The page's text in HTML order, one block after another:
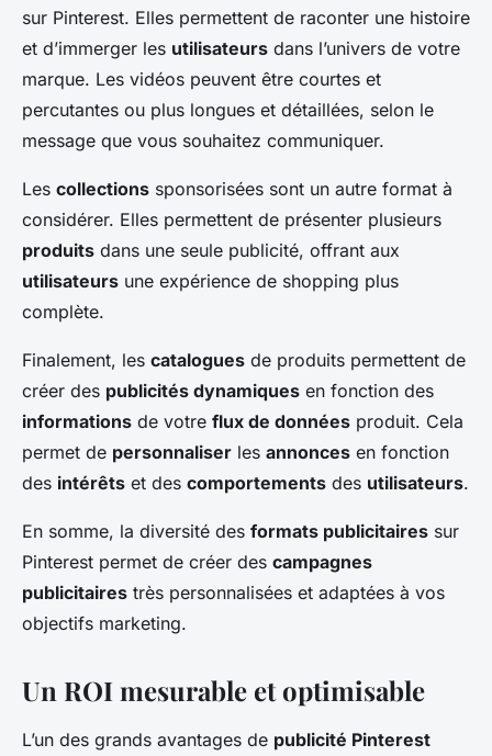
sur Pinterest. Elles permettent de raconter une histoire
et d’immerger les utilisateurs dans l’univers de votre
marque. Les vidéos peuvent être courtes et
percutantes ou plus longues et détaillées, selon le
message que vous souhaitez communiquer.
Les collections sponsorisées sont un autre format à
considérer. Elles permettent de présenter plusieurs
produits dans une seule publicité, offrant aux
utilisateurs une expérience de shopping plus
complète.
Finalement, les catalogues de produits permettent de
créer des publicités dynamiques en fonction des
informations de votre flux de données produit. Cela
permet de personnaliser les annonces en fonction
des intérêts et des comportements des utilisateurs.
En somme, la diversité des formats publicitaires sur
Pinterest permet de créer des campagnes
publicitaires très personnalisées et adaptées à vos
objectifs marketing.
Un ROI mesurable et optimisable
L’un des grands avantages de publicité Pinterest